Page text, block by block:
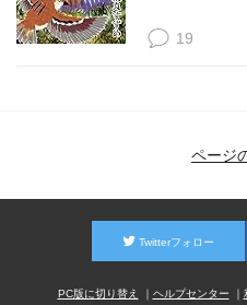
19
ページ
Twitterフォロー
PC版に切り替え ヘルプセンター